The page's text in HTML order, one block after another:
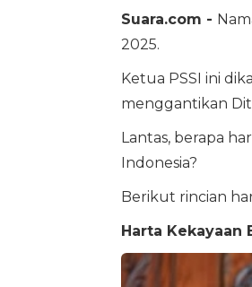
Suara.com -
2025.
Ketua PSSI ini
menggantikan
Lantas, berapa
Indonesia?
Berikut rincian
Harta Kekayaan